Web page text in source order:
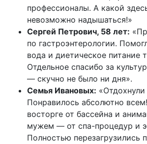
профессионалы. А какой
невозможно надышаться!»
Сергей Петрович, 58 лет:
по гастроэнтерологии.
вода и диетическое питание
Отдельное спасибо за
— скучно не было ни дня».
Семья Ивановых:
Понравилось абсолютно
восторге от бассейна и
мужем — от спа-процедур и
Полностью перезагрузились